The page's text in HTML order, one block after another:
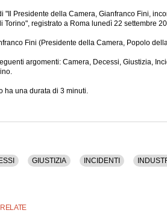
"Il Presidente della Camera, Gianfranco Fini,
Torino", registrato a Roma lunedì 22 settembre
Fini (Presidente della Camera, Popolo
argomenti: Camera, Decessi, Giustizia,
ha una durata di 3 minuti.
GIUSTIZIA INCIDENTI